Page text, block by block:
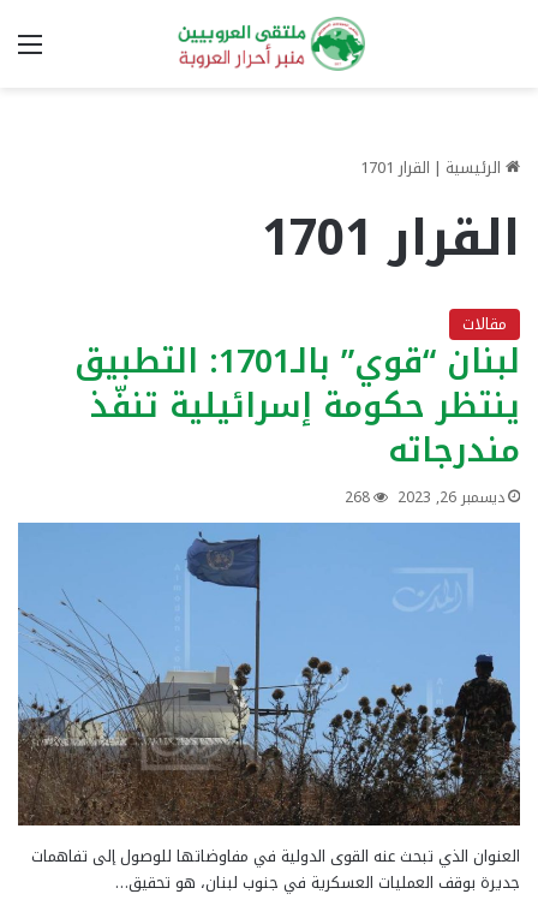
الرئيسية | القرار 1701
القرار 1701
مقالات
لبنان “قوي” بالـ1701: التطبيق
ينتظر حكومة إسرائيلية تنفّذ
مندرجاته
ديسمبر 26, 2023 268
العنوان الذي تبحث عنه القوى الدولية في مفاوضاتها للوصول إلى تفاهمات
جديرة بوقف العمليات العسكرية في جنوب لبنان، هو تحقيق…